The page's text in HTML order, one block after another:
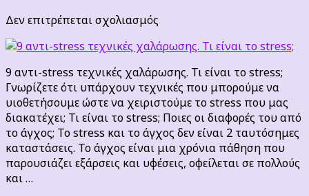
Δεν επιτρέπεται σχολιασμός
αντι-
τεχνικές
χαλάρωσης.
Τι
είναι
το
stress;
9 αντι-stress τεχνικές χαλάρωσης. Τι είναι το stress;
Γνωρίζετε ότι υπάρχουν τεχνικές που μπορούμε να
υιοθετήσουμε ώστε να χειριστούμε το stress που μας
διακατέχει; Τι είναι το stress; Ποιες οι διαφορές του από
το άγχος; Το stress και το άγχος δεν είναι 2 ταυτόσημες
καταστάσεις. Το άγχος είναι μια χρόνια πάθηση που
παρουσιάζει εξάρσεις και υφέσεις, οφείλεται σε πολλούς
και …